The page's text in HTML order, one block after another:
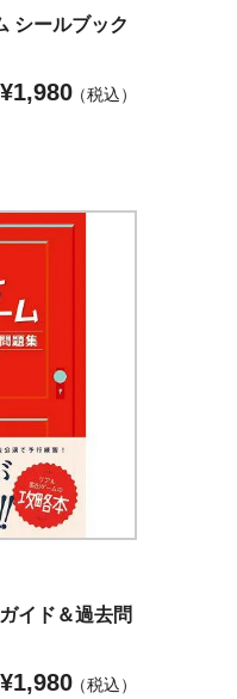
シールブック
¥1,980 税込
イド＆過去問
¥1,980 税込